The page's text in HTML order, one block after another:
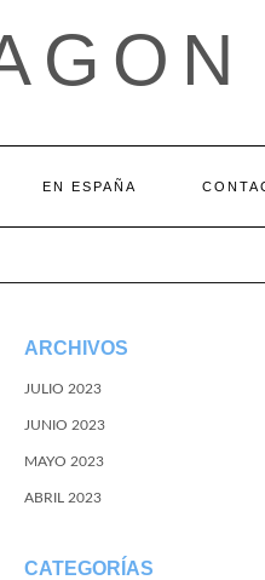
EN ESPAÑA
ARCHIVOS
JULIO 2023
JUNIO 2023
MAYO 2023
ABRIL 2023
CATEGORÍAS